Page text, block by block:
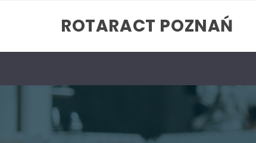
ROTARACT POZNAŃ